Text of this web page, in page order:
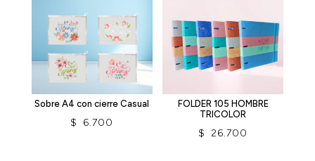
Sobre A4 con cierre Casual
$ 6.700
FOLDER 105 HOMBRE
TRICOLOR
$ 26.700